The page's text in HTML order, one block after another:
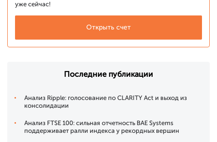
уже сейчас!
Открыть счет
Последние публикации
Анализ Ripple: голосование по CLARITY Act и выход из
консолидации
Анализ FTSE 100: сильная отчетность BAE Systems
поддерживает ралли индекса у рекордных вершин